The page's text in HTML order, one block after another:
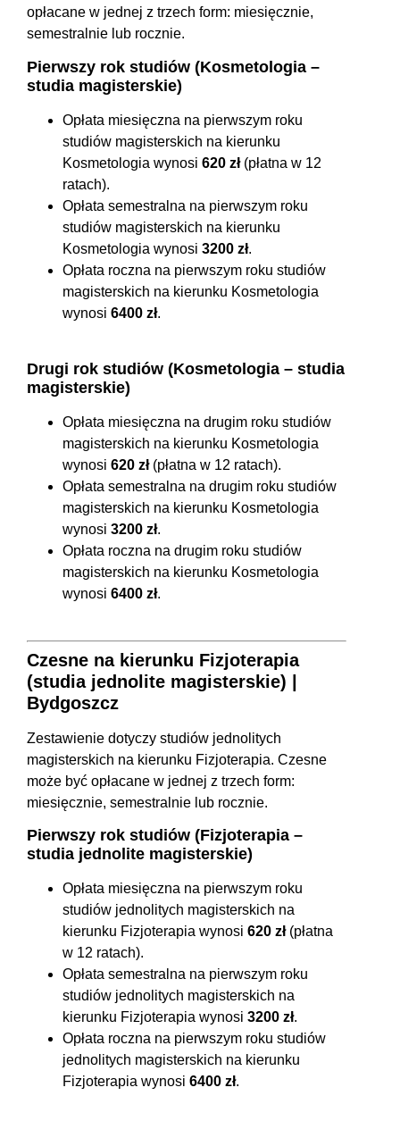
opłacane w jednej z trzech form: miesięcznie,
semestralnie lub rocznie.
Pierwszy rok studiów (Kosmetologia –
studia magisterskie)
Opłata miesięczna na pierwszym roku
studiów magisterskich na kierunku
Kosmetologia wynosi 620 zł(płatna w 12
ratach).
Opłata semestralna na pierwszym roku
studiów magisterskich na kierunku
Kosmetologia wynosi 3200 zł.
Opłata roczna na pierwszym roku studiów
magisterskich na kierunku Kosmetologia
wynosi 6400 zł.
Drugi rok studiów (Kosmetologia – studia
magisterskie)
Opłata miesięczna na drugim roku studiów
magisterskich na kierunku Kosmetologia
wynosi 620 zł(płatna w 12 ratach).
Opłata semestralna na drugim roku studiów
magisterskich na kierunku Kosmetologia
wynosi 3200 zł.
Opłata roczna na drugim roku studiów
magisterskich na kierunku Kosmetologia
wynosi 6400 zł.
Czesne na kierunku Fizjoterapia
(studia jednolite magisterskie) |
Bydgoszcz
Zestawienie dotyczy studiów jednolitych
magisterskich na kierunku Fizjoterapia. Czesne
może być opłacane w jednej z trzech form:
miesięcznie, semestralnie lub rocznie.
Pierwszy rok studiów (Fizjoterapia –
studia jednolite magisterskie)
Opłata miesięczna na pierwszym roku
studiów jednolitych magisterskich na
kierunku Fizjoterapia wynosi 620 zł(płatna
w 12 ratach).
Opłata semestralna na pierwszym roku
studiów jednolitych magisterskich na
kierunku Fizjoterapia wynosi 3200 zł.
Opłata roczna na pierwszym roku studiów
jednolitych magisterskich na kierunku
Fizjoterapia wynosi 6400 zł.